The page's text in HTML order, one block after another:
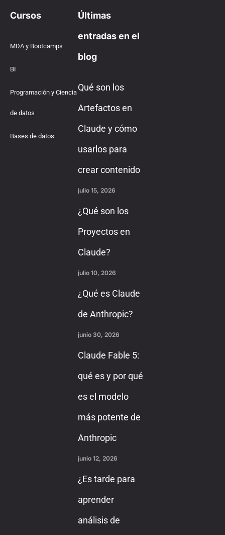
Cursos
MDA y Bootcamps
BI
Programación y Ciencia
de datos
Bases de datos
Últimas
entradas en el
blog
Qué son los
Artefactos en
Claude y cómo
usarlos para
crear contenido
julio 15, 2026
¿Qué son los
Proyectos en
Claude?
julio 10, 2026
¿Qué es Claude
de Anthropic?
junio 30, 2026
Claude Fable 5:
qué es y por qué
es el modelo
más potente de
Anthropic
junio 12, 2026
¿Es tarde para
aprender
análisis de